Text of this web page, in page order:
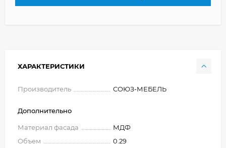
ХАРАКТЕРИСТИКИ
Производитель СОЮЗ-МЕБЕЛЬ
Дополнительно
Материал фасада
МДФ
Объем
0.29